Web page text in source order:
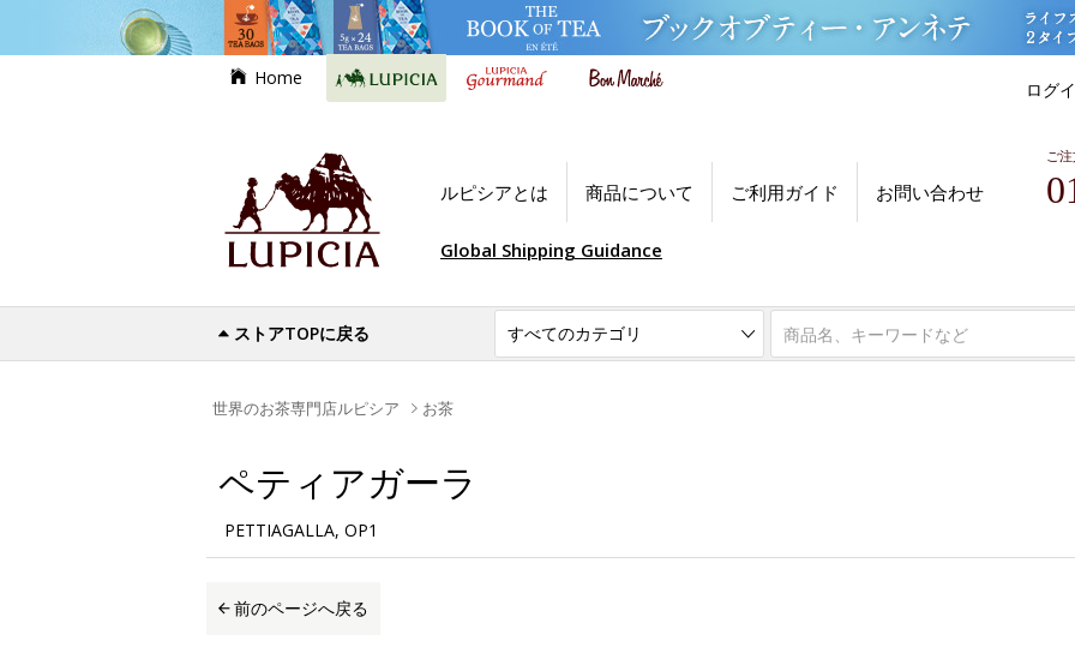
Home
ログ
ルピシアとは 商品について ご利用ガイド お問い合わせ
ご
Global Shipping Guidance
ストアTOPに戻る
世界のお茶専門店ルピシア お茶
ペティアガーラ
PETTIAGALLA, OP1
前のページへ戻る